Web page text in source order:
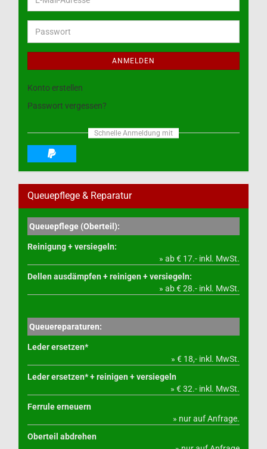
Mail-
Adresse
Passwort
ANMELDEN
Konto erstellen
Passwort vergessen?
Schnelle Anmeldung mit
Queuepflege & Reparatur
Queuepflege (Oberteil):
Reinigung + versiegeln:
» ab € 17.- inkl. MwSt.
Dellen ausdämpfen + reinigen + versiegeln:
» ab € 28.- inkl. MwSt.
Queuereparaturen:
Leder ersetzen*
» € 18,- inkl. MwSt.
Leder ersetzen* + reinigen + versiegeln
» € 32.- inkl. MwSt.
Ferrule erneuern
» nur auf Anfrage.
Oberteil abdrehen